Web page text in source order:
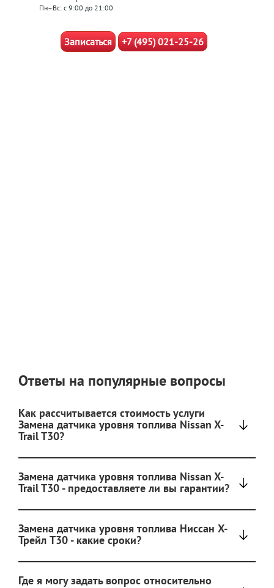
Пн–Вс: с 9:00 до 21:00
Записаться +7 (495) 021-25-26
Ответы на популярные вопросы
Как рассчитывается стоимость услуги
Замена датчика уровня топлива Nissan X-
Trail T30?
Замена датчика уровня топлива Nissan X-
Trail T30 - предоставляете ли вы гарантии?
Замена датчика уровня топлива Ниссан Х-
Трейл T30 - какие сроки?
Где я могу задать вопрос относительно